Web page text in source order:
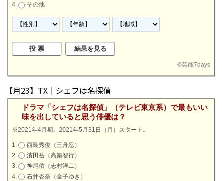
その他
©芸能7days
【月23】TX｜シェフは名探偵
ドラマ「シェフは名探偵」（テレビ東京系）で最もいい
味を出していると思う俳優は？
※2021年4月期。2021年5月31日（月）スタート。
西島秀俊（三舟忍）
濱田岳（高築智行）
神尾佑（志村洋二）
石井杏奈（金子ゆき）